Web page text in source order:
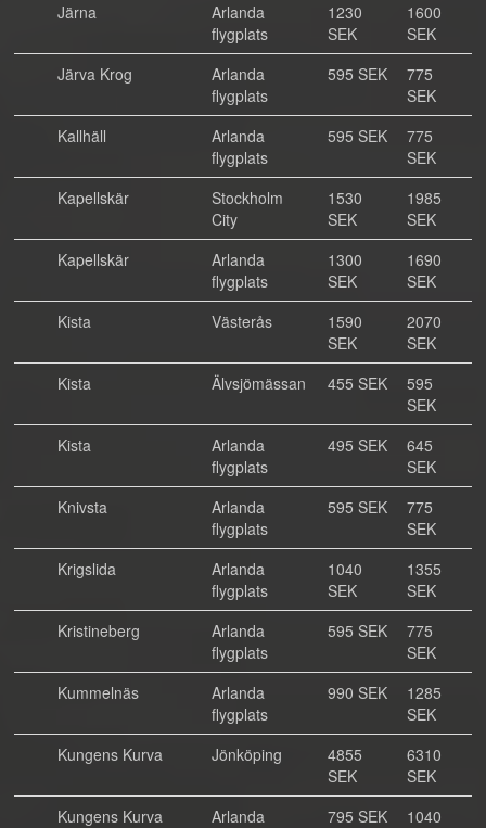
Järna
Arlanda
flygplats
1230
SEK
1600
SEK
Järva Krog
Arlanda
flygplats
595 SEK
775
SEK
Kallhäll
Arlanda
flygplats
595 SEK
775
SEK
Kapellskär
Stockholm
City
1530
SEK
1985
SEK
Kapellskär
Arlanda
flygplats
1300
SEK
1690
SEK
Kista
Västerås
1590
SEK
2070
SEK
Kista
Älvsjömässan 455 SEK
595
SEK
Kista
Arlanda
flygplats
495 SEK
645
SEK
Knivsta
Arlanda
flygplats
595 SEK
775
SEK
Krigslida
Arlanda
flygplats
1040
SEK
1355
SEK
Kristineberg
Arlanda
flygplats
595 SEK
775
SEK
Kummelnäs
Arlanda
flygplats
990 SEK
1285
SEK
Kungens Kurva
Jönköping
4855
SEK
6310
SEK
Kungens Kurva
Arlanda
795 SEK
1040